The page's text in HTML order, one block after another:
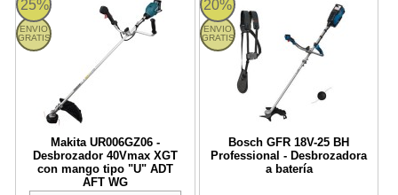
25%
ENVIO
GRATIS
Makita UR006GZ06 -
Desbrozador 40Vmax XGT
con mango tipo "U" ADT
AFT WG
20%
ENVIO
GRATIS
Bosch GFR 18V-25 BH
Professional - Desbrozadora
a batería